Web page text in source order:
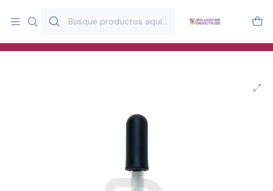
y estimulación infantil en Chile.
Especialistas en recursos educativos para aulas, terapeutas y